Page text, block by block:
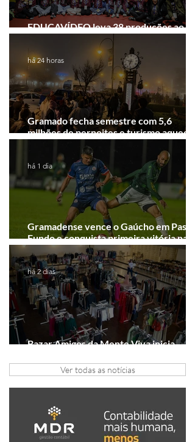
EDUCAVÍDEO leva 38 produções ao
Festival de Cinema de Gramado
Gramado fecha semestre com 5,6
milhões de pernoites e turismo
Junho desponta!
há 24 horas
Gramadense vence o Gaúcho em Passo
Fundo e conquista primeira vitória na
Série A2
há 1 dia
Bazar Amigos da Mente Viva inicia
há 2 dias
Ver todas as notícias